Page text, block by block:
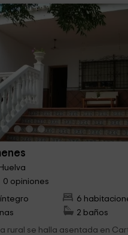
0 opiniones
6
2 baños
rural se halla asentada en